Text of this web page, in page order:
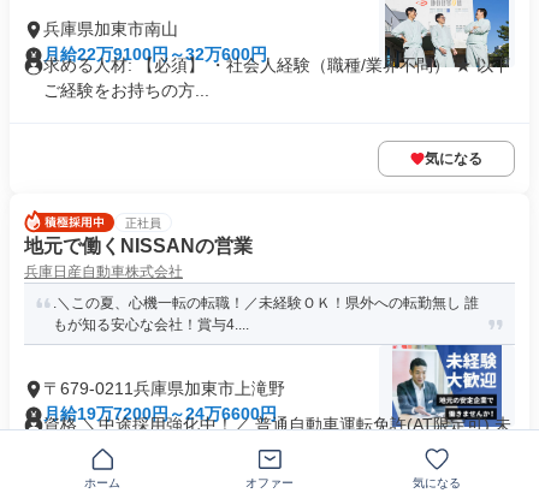
兵庫県加東市南山
月給22万9100円～32万600円
求める人材: 【必須】 ・社会人経験（職種/業界不問） ★ 以下
ご経験をお持ちの方...
気になる
正社員
地元で働くNISSANの営業
兵庫日産自動車株式会社
.＼この夏、心機一転の転職！／未経験ＯＫ！県外への転勤無し 誰
もが知る安心な会社！賞与4....
〒679-0211兵庫県加東市上滝野
月給19万7200円～24万6600円
資格 ＼中途採用強化中！／ 普通自動車運転免許(AT限定可) 未
経験OK！異業種でも...
賞与あり 交通費支給
ホーム オファー 気になる